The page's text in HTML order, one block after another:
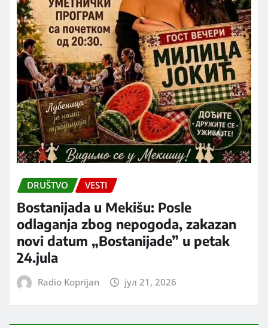
DRUŠTVO VESTI
Bostanijada u Mekišu: Posle
odlaganja zbog nepogoda, zakazan
novi datum „Bostanijade” u petak
24.jula
Radio Koprijan јул 21, 2026